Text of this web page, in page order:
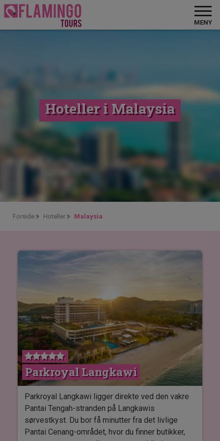
MENY
Hoteller i Malaysia
Forside Hoteller Malaysia
Parkroyal Langkawi
Parkroyal Langkawi ligger direkte ved den vakre
Pantai Tengah-stranden på Langkawis
sørvestkyst. Du bor få minutter fra det livlige
Pantai Cenang-området, hvor du finner butikker,